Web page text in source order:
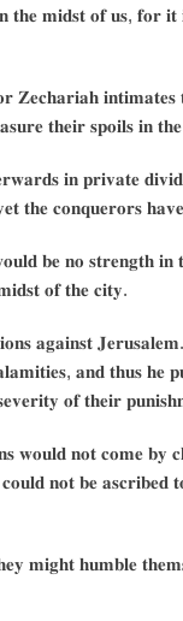
𝐦𝐢𝐝𝐬𝐭 𝐨𝐟 𝐮𝐬, 𝐟𝐨𝐫 𝐢𝐭
𝐙𝐞𝐜𝐡𝐚𝐫𝐢𝐚𝐡
𝐭𝐡𝐞𝐢𝐫 𝐬𝐩𝐨𝐢𝐥𝐬 𝐢𝐧
𝐢𝐧 𝐩𝐫𝐢𝐯𝐚𝐭𝐞
𝐭𝐡𝐞 𝐜𝐨𝐧𝐪𝐮𝐞𝐫𝐨𝐫𝐬
𝐛𝐞 𝐧𝐨 𝐬𝐭𝐫𝐞𝐧𝐠𝐭𝐡 𝐢𝐧
𝐨𝐟 𝐭𝐡𝐞 𝐜𝐢𝐭𝐲.
𝐚𝐠𝐚𝐢𝐧𝐬𝐭
𝐚𝐧𝐝 𝐭𝐡𝐮𝐬 𝐡𝐞
𝐨𝐟 𝐭𝐡𝐞𝐢𝐫
𝐰𝐨𝐮𝐥𝐝 𝐧𝐨𝐭 𝐜𝐨𝐦𝐞 𝐛𝐲
𝐧𝐨𝐭 𝐛𝐞 𝐚𝐬𝐜𝐫𝐢𝐛𝐞𝐝
𝐦𝐢𝐠𝐡𝐭 𝐡𝐮𝐦𝐛𝐥𝐞